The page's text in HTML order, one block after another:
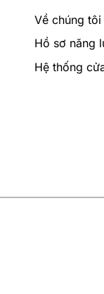
Về chúng tôi
Hồ sơ năng
Hệ thống